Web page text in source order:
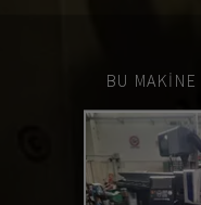
BU MAKINE